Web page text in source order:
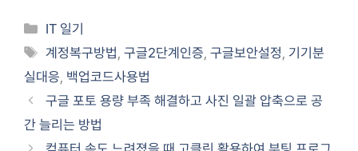
Categories
IT 일기
Tags
계정복구방법,구글2단계인증,구글보안설정, 기기분
실대응, 백업코드사용법
구글 포토 용량 부족 해결하고 사진 일괄 압축으로 공
간 늘리는 방법